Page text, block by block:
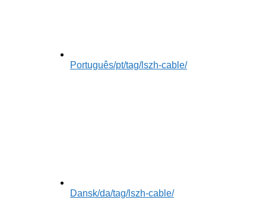
Português/pt/tag/lszh-cable/
Dansk/da/tag/lszh-cable/